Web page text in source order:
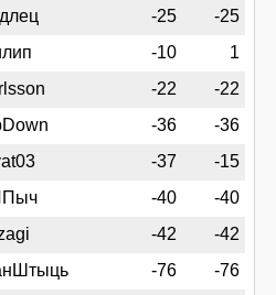
-25 -25
-10 1
-22 -22
-36 -36
-37 -15
-40 -40
-42 -42
-76 -76